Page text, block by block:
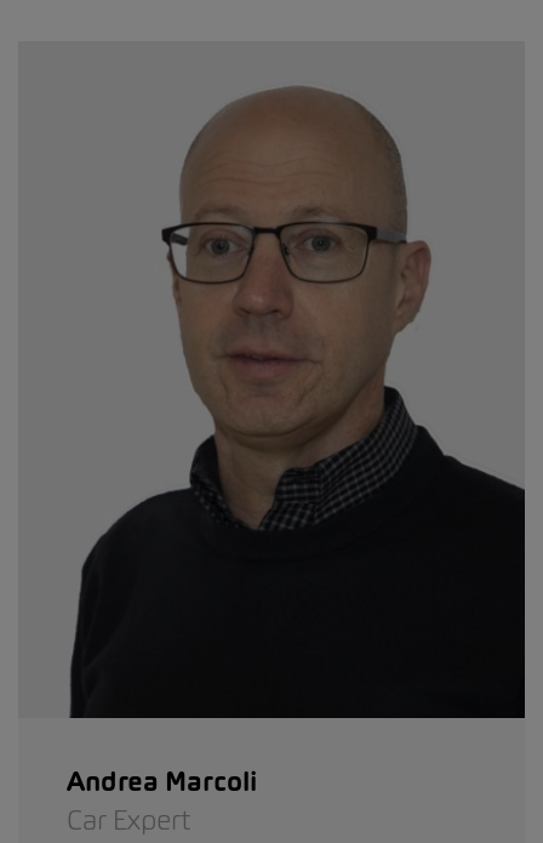
Andrea Marcoli
Car Expert